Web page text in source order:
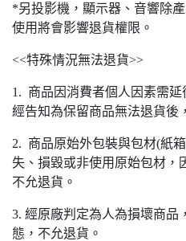
*另投影機，顯示器、音響除
使用將會影響退貨權限。
<<特殊情況無法退貨>>
1. 商品因消費者個人因素需延
經告知為保留商品無法退貨後
2. 商品原始外包裝與包材(紙
失、損毀或非使用原始包材，
不允退貨。
3. 經原廠判定為人為損壞商品
態，不允退貨。